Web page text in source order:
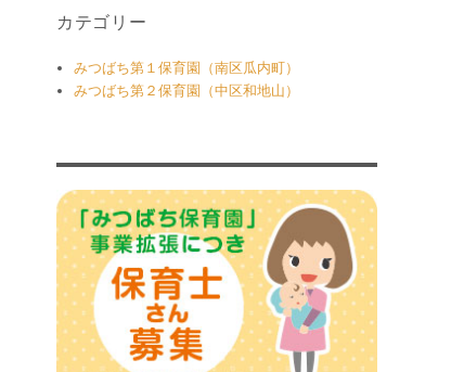
カテゴリー
みつばち第１保育園（南区瓜内町）
みつばち第２保育園（中区和地山）